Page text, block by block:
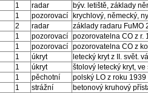
1 radar
býv. letiště, základy
1 pozorovací
krychlový, německý,
2 radar
základy radaru FuMO
1 pozorovací pozorovatelna CO z r.
1 pozorovací pozorovatelna CO z
1 úkryt
letecký kryt z II. svět.
1 úkryt
štolový letecký kryt,
1 pěchotní
polský LO z roku 1939
1 strážní
betonový kruhový